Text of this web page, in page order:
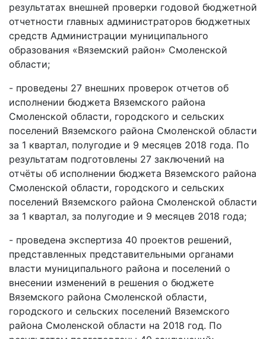
результатах внешней проверки годовой бюджетной
отчетности главных администраторов бюджетных
средств Администрации муниципального
образования «Вяземский район» Смоленской
области;
- проведены 27 внешних проверок отчетов об
исполнении бюджета Вяземского района
Смоленской области, городского и сельских
поселений Вяземского района Смоленской области
за 1 квартал, полугодие и 9 месяцев 2018 года. По
результатам подготовлены 27 заключений на
отчёты об исполнении бюджета Вяземского района
Смоленской области, городского и сельских
поселений Вяземского района Смоленской области
за 1 квартал, за полугодие и 9 месяцев 2018 года;
- проведена экспертиза 40 проектов решений,
представленных представительными органами
власти муниципального района и поселений о
внесении изменений в решения о бюджете
Вяземского района Смоленской области,
городского и сельских поселений Вяземского
района Смоленской области на 2018 год. По